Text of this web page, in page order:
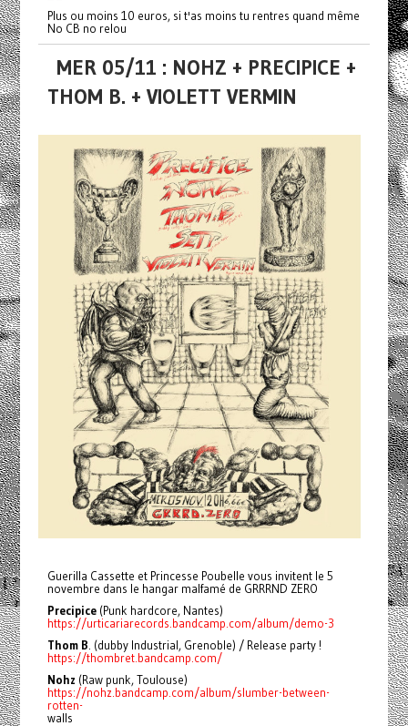
Plus ou moins 10 euros, si t'as moins tu rentres quand même
No CB no relou
MER 05/11 : NOHZ + PRECIPICE +
THOM B. + VIOLETT VERMIN
Guerilla Cassette et Princesse Poubelle vous invitent le 5
novembre dans le hangar malfamé de GRRRND ZERO
Precipice(Punk hardcore, Nantes)
https://urticariarecords.bandcamp.com/album/demo-3
Thom B . (dubby Industrial, Grenoble) / Release party !
https://thombret.bandcamp.com/
Nohz (Raw punk, Toulouse)
https://nohz.bandcamp.com/album/slumber-between-
rotten-
walls